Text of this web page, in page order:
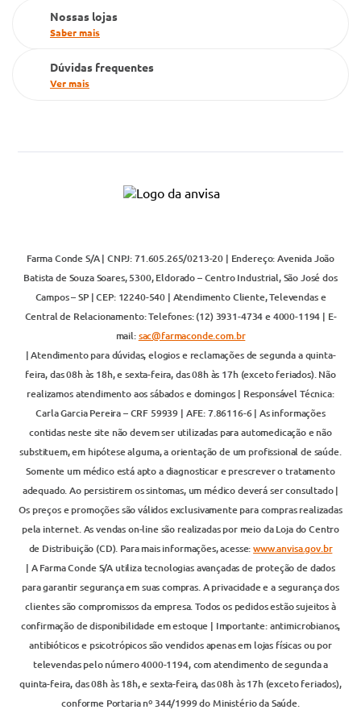
Nossas lojas
Saber mais
Dúvidas frequentes
Ver mais
Farma Conde S/A | CNPJ: 71.605.265/0213-20 | Endereço: Avenida João
Batista de Souza Soares, 5300, Eldorado – Centro Industrial, São José dos
Campos – SP | CEP: 12240-540 | Atendimento Cliente, Televendas e
Central de Relacionamento: Telefones: (12) 3931-4734 e 4000-1194 | E-
mail:sac@farmaconde.com.br
| Atendimento para dúvidas, elogios e reclamações de segunda a quinta-
feira, das 08h às 18h, e sexta-feira, das 08h às 17h (exceto feriados). Não
realizamos atendimento aos sábados e domingos | Responsável Técnica:
Carla Garcia Pereira – CRF 59939 | AFE: 7.86116-6 | As informações
contidas neste site não devem ser utilizadas para automedicação e não
substituem, em hipótese alguma, a orientação de um profissional de saúde.
Somente um médico está apto a diagnosticar e prescrever o tratamento
adequado. Ao persistirem os sintomas, um médico deverá ser consultado |
Os preços e promoções são válidos exclusivamente para compras realizadas
pela internet. As vendas on-line são realizadas por meio da Loja do Centro
de Distribuição (CD). Para mais informações, acesse:www.anvisa.gov.br
| A Farma Conde S/A utiliza tecnologias avançadas de proteção de dados
para garantir segurança em suas compras. A privacidade e a segurança dos
clientes são compromissos da empresa. Todos os pedidos estão sujeitos à
confirmação de disponibilidade em estoque | Importante: antimicrobianos,
antibióticos e psicotrópicos são vendidos apenas em lojas físicas ou por
televendas pelo número 4000-1194, com atendimento de segunda a
quinta-feira, das 08h às 18h, e sexta-feira, das 08h às 17h (exceto feriados),
conforme Portaria nº 344/1999 do Ministério da Saúde.